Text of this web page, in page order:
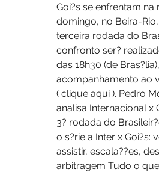
Goi?s se enfrentam na
domingo, no Beira-
terceira rodada do
confronto ser?
das 18h30 (de
acompanhamento ao
( clique aqui ). Pedro
analisa Internacional x
3? rodada do
o s?rie a Inter x Goi?s:
assistir, escala??es,
arbitragem Tudo o